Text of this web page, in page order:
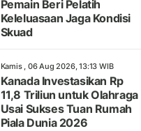
Pemain Beri Pelatih
Keleluasaan Jaga Kondisi
Skuad
Kamis , 06 Aug 2026, 13:13 WIB
Kanada Investasikan Rp
11,8 Triliun untuk Olahraga
Usai Sukses Tuan Rumah
Piala Dunia 2026